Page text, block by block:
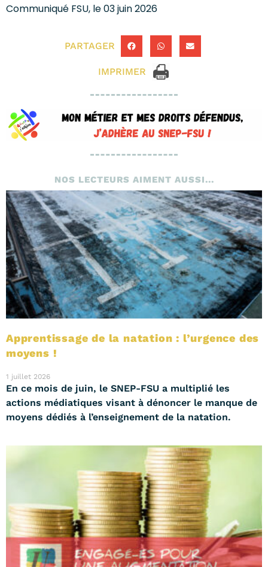
Communiqué FSU, le 03 juin 2026
PARTAGER
IMPRIMER
NOS LECTEURS AIMENT AUSSI...
Apprentissage de la natation : l’urgence des
moyens !
1 juillet 2026
En ce mois de juin, le SNEP-FSU a multiplié les
actions médiatiques visant à dénoncer le manque de
moyens dédiés à l’enseignement de la natation.